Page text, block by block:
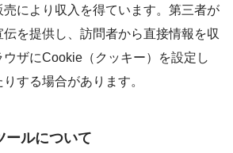
売により収入を得ています。第三者が
を提供し、訪問者から直接情報を収
ザにCookie（クッキー）を設定し
する場合があります。
ールについて